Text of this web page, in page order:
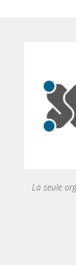
La seule